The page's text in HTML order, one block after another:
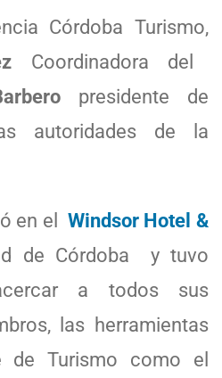
Córdoba Turismo,
Coordinadora del
presidente de
autoridades de la
en el Windsor Hotel &
de Córdoba y tuvo
a todos sus
las herramientas
Turismo como el